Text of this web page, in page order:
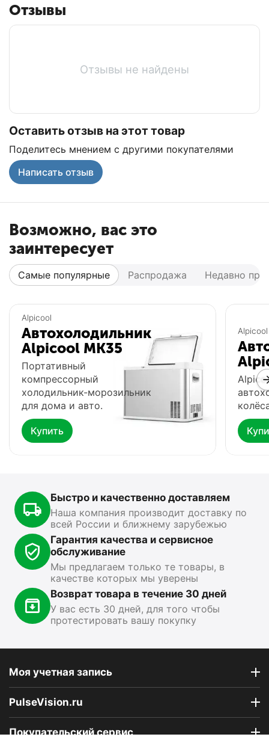
Отзывы
Отзывы не найдены
Оставить отзыв на этот товар
Поделитесь мнением с другими покупателями
Написать отзыв
Возможно, вас это
заинтересует
Самые популярные Распродажа Недавно
Популярный
Автохолодильник
15 499 00 ₽
Популярный
13 89000 ₽
Показать ещё
Alpicool
Автохолодильник
Alpicool MK35
Портативный
компрессорный
холодильник-морозильник
для дома и авто.
Купить
Alpicool
Быстро и качественно доставляем
Наша компания производит доставку по
всей России и ближнему зарубежью
Гарантия качества и сервисное
обслуживание
Мы предлагаем только те товары, в
качестве которых мы уверены
Возврат товара в течение 30 дней
У вас есть 30 дней, для того чтобы
протестировать вашу покупку
Моя учетная запись
PulseVision.ru
Покупательский сервис